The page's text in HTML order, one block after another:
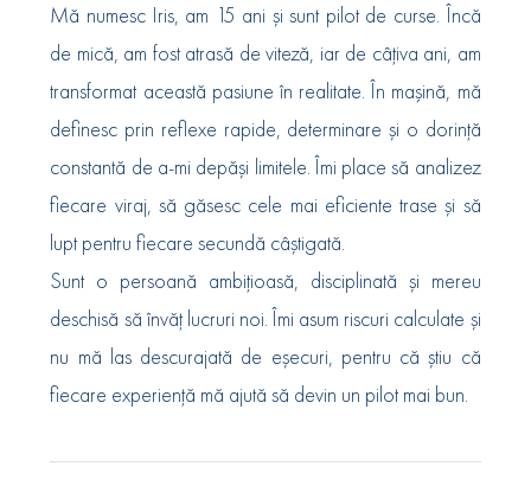
Mă numesc Iris, am 15 ani și sunt pilot de curse. Încă
de mică, am fost atrasă de viteză, iar de câțiva ani, am
transformat această pasiune în realitate. În maşină, mă
definesc prin reflexe rapide, determinare și o dorință
constantă de a-mi depăși limitele. Îmi place să analizez
fiecare viraj, să găsesc cele mai eficiente trase și să
lupt pentru fiecare secundă câștigată.
Sunt o persoană ambițioasă, disciplinată și mereu
deschisă să învăț lucruri noi. Îmi asum riscuri calculate și
nu mă las descurajată de eșecuri, pentru că știu că
fiecare experiență mă ajută să devin un pilot mai bun.